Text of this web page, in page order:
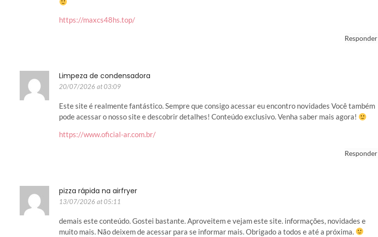
https://maxcs48hs.top/
Responder
Limpeza de condensadora
20/07/2026 at 03:09
Este site é realmente fantástico. Sempre que consigo acessar eu encontro novidades Você também
pode acessar o nosso site e descobrir detalhes! Conteúdo exclusivo. Venha saber mais agora!
https://www.oficial-ar.com.br/
Responder
pizza rápida na airfryer
13/07/2026 at 05:11
demais este conteúdo. Gostei bastante. Aproveitem e vejam este site. informações, novidades e
muito mais. Não deixem de acessar para se informar mais. Obrigado a todos e até a próxima.